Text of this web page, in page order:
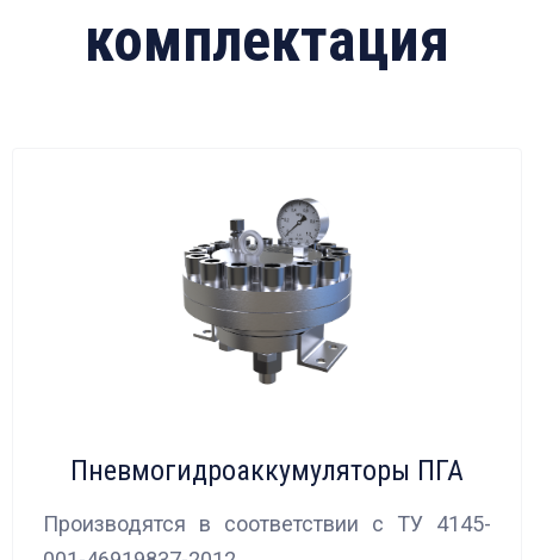
комплектация
Пневмогидроаккумуляторы ПГА
Производятся в соответствии с ТУ 4145-